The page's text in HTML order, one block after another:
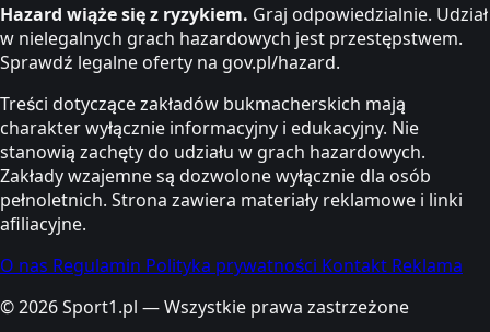
Hazard wiąże się z ryzykiem. Graj odpowiedzialnie. Udział
w nielegalnych grach hazardowych jest przestępstwem.
Sprawdź legalne oferty na gov.pl/hazard.
Treści dotyczące zakładów bukmacherskich mają
charakter wyłącznie informacyjny i edukacyjny. Nie
stanowią zachęty do udziału w grach hazardowych.
Zakłady wzajemne są dozwolone wyłącznie dla osób
pełnoletnich. Strona zawiera materiały reklamowe i linki
afiliacyjne.
O nas Regulamin Polityka prywatności Kontakt Reklama
© 2026 Sport1.pl — Wszystkie prawa zastrzeżone